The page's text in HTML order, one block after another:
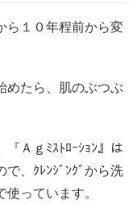
ら１０年程前から変
めたら、肌のぶつぶ
『Ａｇﾐｽﾄﾛｰｼｮﾝ』は
、ｸﾚﾝｼﾞﾝｸﾞから洗
使っています。